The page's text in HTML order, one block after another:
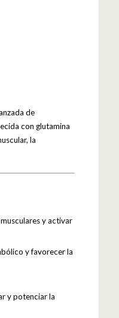
de
con glutamina
la
y activar
y favorecer la
y potenciar la